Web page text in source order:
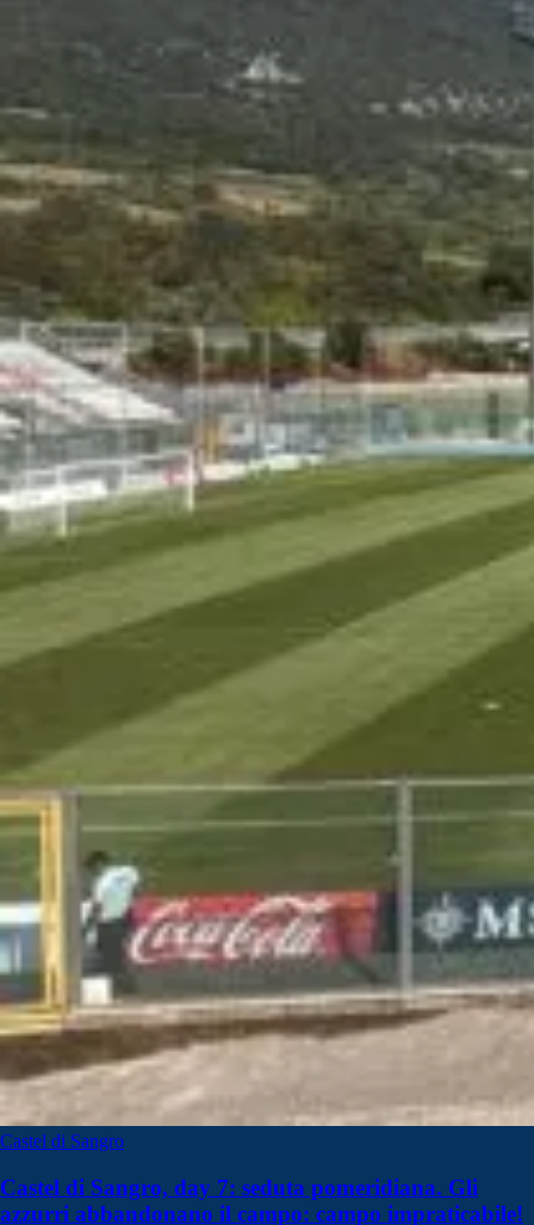
Castel di Sangro
Castel di Sangro, day 7: seduta pomeridiana. Gli
azzurri abbandonano il campo: campo impraticabile!